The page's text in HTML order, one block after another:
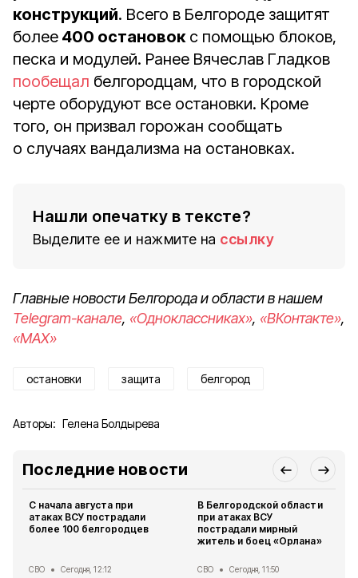
конструкций. Всего в Белгороде защитят
более 400 остановокс помощью блоков,
песка и модулей. Ранее Вячеслав Гладков
пообещал белгородцам, что в городской
черте оборудуют все остановки. Кроме
того, он призвал горожан сообщать
о случаях вандализма на остановках.
Нашли опечатку в тексте?
Выделите ее и нажмите на ссылку
Главные новости Белгорода и области в нашем
Telegram-канале, «Одноклассниках», «ВКонтакте»,
«MAX»
остановки защита белгород
Авторы: Гелена Болдырева
Последние новости
С начала августа при
атаках ВСУ пострадали
более 100 белгородцев
СВО Сегодня, 12:12
В Белгородской области
при атаках ВСУ
пострадали мирный
житель и боец «Орлана»
СВО Сегодня, 11:50